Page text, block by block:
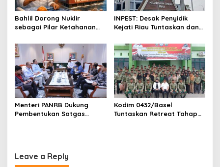
Bahlil Dorong Nuklir
sebagai Pilar Ketahanan
INPEST: Desak Penyidik
Kejati Riau Tuntaskan dan
SPRH Rohil
Menteri PANRB Dukung
Pembentukan Satgas
Kodim 0432/Basel
Tuntaskan Retreat Tahap
Leave a Reply